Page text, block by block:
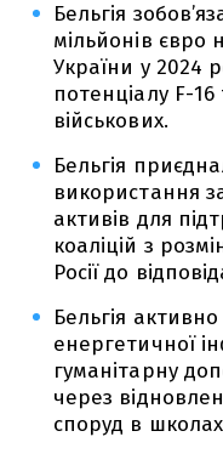
Бельгія
мільйонів євро
України у 2024
потенціалу F-
військових.
Бельгія
використання
активів для
коаліцій з
Росії до
Бельгія
енергетичної
гуманітарну
через
споруд в